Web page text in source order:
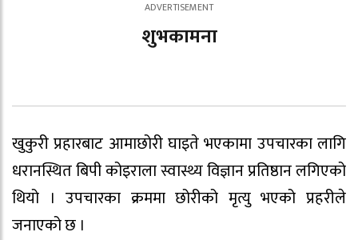
शुभकामना
खुकुरी प्रहारबाट आमाछोरी घाइते भएकामा उपचारका लागि
धरानस्थित बिपी कोइराला स्वास्थ्य विज्ञान प्रतिष्ठान लगिएको
थियो । उपचारका क्रममा छोरीको मृत्यु भएको प्रहरीले
जनाएको छ ।